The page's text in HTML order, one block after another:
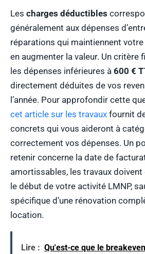
Les charges déductibles
généralement aux dépenses
réparations qui maintiennent
en augmenter la valeur. Un critère
les dépenses inférieures à 600 €
directement déduites de vos
l’année. Pour approfondir cette
cet article sur les travaux fournit
concrets qui vous aideront à
correctement vos dépenses. Un
retenir concerne la date de
amortissables, les travaux
le début de votre activité LMNP,
spécifique d’une rénovation
location.
Lire : Qu'est-ce que le